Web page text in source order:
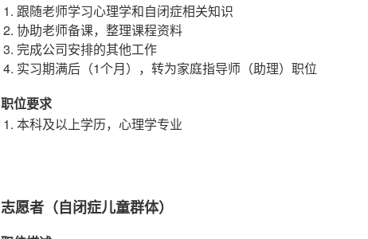
跟随老师学习心理学和自闭症相关知识
协助老师备课，整理课程资料
完成公司安排的其他工作
实习期满后（1个月），转为家庭指导师（助理）职位
职位要求
本科及以上学历，心理学专业
志愿者（自闭症儿童群体）